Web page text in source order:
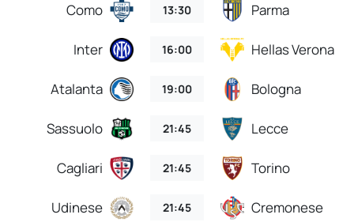
Como 13:30 Parma
Inter 16:00 Hellas Verona
Atalanta 19:00 Bologna
Sassuolo 21:45 Lecce
Cagliari 21:45 Torino
Udinese 21:45 Cremonese